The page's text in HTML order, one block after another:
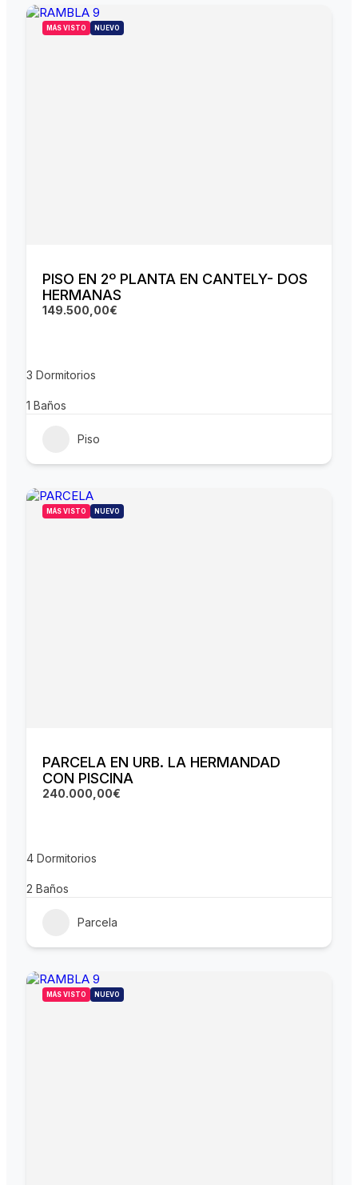
MÁS VISTO NUEVO
PISO EN 2º PLANTA EN CANTELY- DOS
HERMANAS
149.500,00€
3 Dormitorios
1 Baños
Piso
MÁS VISTO NUEVO
PARCELA EN URB. LA HERMANDAD
CON PISCINA
240.000,00€
4 Dormitorios
2 Baños
Parcela
MÁS VISTO NUEVO